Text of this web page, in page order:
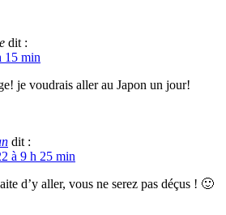
dit :
15 min
je voudrais aller au Japon un jour!
dit :
à 9 h 25 min
d’y aller, vous ne serez pas déçus ! 🙂